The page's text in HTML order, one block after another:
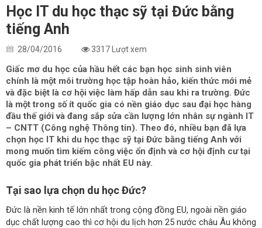
Học IT du học thạc sỹ tại Đức bằng
tiếng Anh
28/04/2016 3317 Lượt xem
Giấc mơ du học của hầu hết các bạn học sinh sinh viên
chính là một môi trường học tập hoàn hảo, kiến thức mới mẻ
và đặc biệt là cơ hội việc làm hấp dẫn sau khi ra trường. Đức
là một trong số ít quốc gia có nền giáo dục sau đại học hàng
đầu thế giới và đang sắp sửa cần lượng lớn nhân sự ngành IT
– CNTT (Công nghệ Thông tin). Theo đó, nhiều bạn đã lựa
chọn học IT khi du học thạc sỹ tại Đức bằng tiếng Anh với
mong muốn tìm kiếm công việc ổn định và cơ hội định cư tại
quốc gia phát triển bậc nhất EU này.
Tại sao lựa chọn du học Đức?
Đức là nền kinh tế lớn nhất trong cộng đồng EU, ngoài nền giáo
dục chất lượng cao thì cơ hội du lịch hơn 25 nước châu Âu không